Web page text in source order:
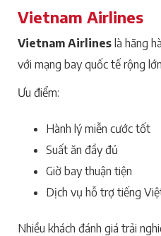
Vietnam Airlines
Vietnam Airlines là hãng
với mạng bay quốc tế rộng
Ưu điểm:
Hành lý miễn cước tốt
Suất ăn đầy đủ
Giờ bay thuận tiện
Dịch vụ hỗ trợ tiếng
Nhiều khách đánh giá trải